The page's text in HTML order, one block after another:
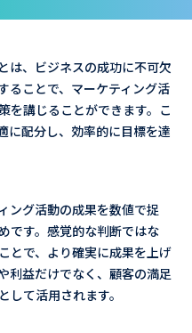
は、ビジネスの成功に不可欠
ることで、マーケティング活
を講じることができます。こ
に配分し、効率的に目標を達
ング活動の成果を数値で捉
です。感覚的な判断ではな
とで、より確実に成果を上げ
利益だけでなく、顧客の満足
て活用されます。